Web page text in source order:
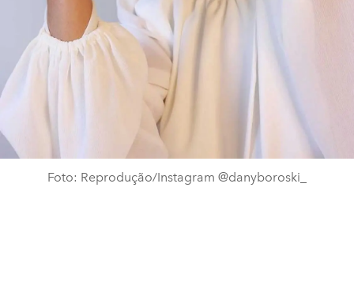
Foto: Reprodução/Instagram @danyboroski_